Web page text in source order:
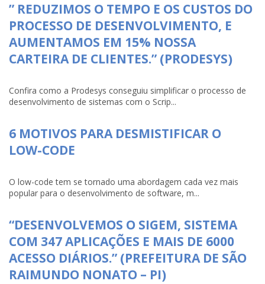
” REDUZIMOS O TEMPO E OS CUSTOS DO
PROCESSO DE DESENVOLVIMENTO, E
AUMENTAMOS EM 15% NOSSA
CARTEIRA DE CLIENTES.” (PRODESYS)
Confira como a Prodesys conseguiu simplificar o processo de
desenvolvimento de sistemas com o Scrip...
6 MOTIVOS PARA DESMISTIFICAR O
LOW-CODE
O low-code tem se tornado uma abordagem cada vez mais
popular para o desenvolvimento de software, m...
“DESENVOLVEMOS O SIGEM, SISTEMA
COM 347 APLICAÇÕES E MAIS DE 6000
ACESSO DIÁRIOS.” (PREFEITURA DE SÃO
RAIMUNDO NONATO – PI)